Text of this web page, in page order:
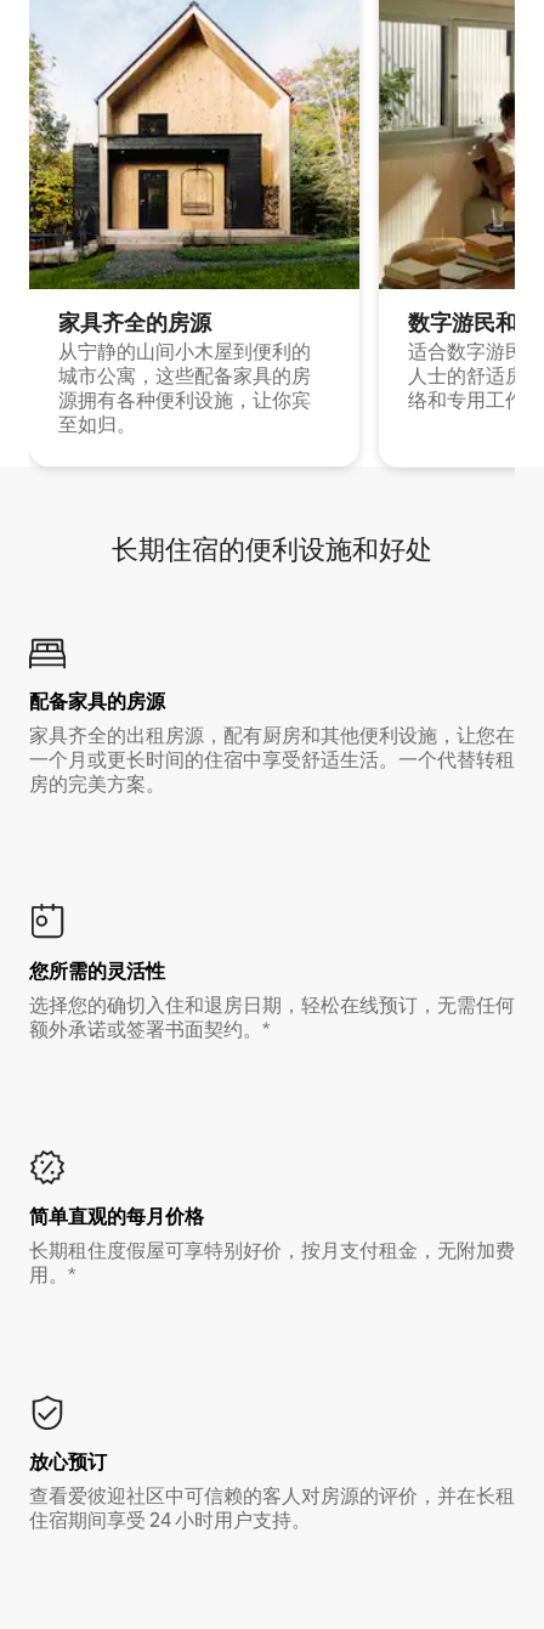
家具齐全的房源
从宁静的山间小木屋到便利的
城市公寓，这些配备家具的房
源拥有各种便利设施，让你宾
至如归。
数字游民和
适合数字游民
人士的舒适房
络和专用工作
长期住宿的便利设施和好处
配备家具的房源
家具齐全的出租房源，配有厨房和其他便利设施，让您在
一个月或更长时间的住宿中享受舒适生活。一个代替转租
房的完美方案。
您所需的灵活性
选择您的确切入住和退房日期，轻松在线预订，无需任何
额外承诺或签署书面契约。*
简单直观的每月价格
长期租住度假屋可享特别好价，按月支付租金，无附加费
用。*
放心预订
查看爱彼迎社区中可信赖的客人对房源的评价，并在长租
住宿期间享受 24 小时用户支持。